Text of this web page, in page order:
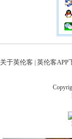
关于英伦客 英伦客APP